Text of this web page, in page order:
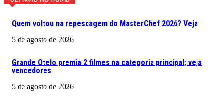
Quem voltou na repescagem do MasterChef 2026? Veja
5 de agosto de 2026
Grande Otelo premia 2 filmes na categoria principal; veja
vencedores
5 de agosto de 2026